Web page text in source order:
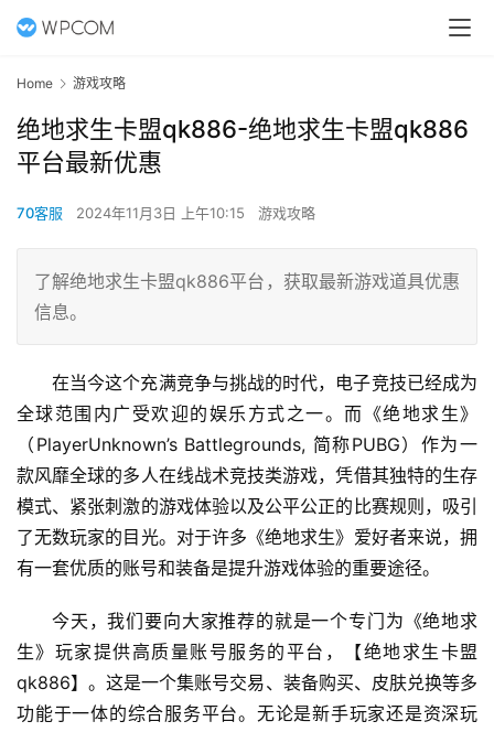
Home 游戏攻略
绝地求生卡盟qk886-绝地求生卡盟qk886
平台最新优惠
70客服 2024年11月3日 上午10:15 游戏攻略
了解绝地求生卡盟qk886平台，获取最新游戏道具优惠
信息。
在当今这个充满竞争与挑战的时代，电子竞技已经成为
全球范围内广受欢迎的娱乐方式之一。而《绝地求生》
（PlayerUnknown’s Battlegrounds, 简称PUBG）作为一
款风靡全球的多人在线战术竞技类游戏，凭借其独特的生存
模式、紧张刺激的游戏体验以及公平公正的比赛规则，吸引
了无数玩家的目光。对于许多《绝地求生》爱好者来说，拥
有一套优质的账号和装备是提升游戏体验的重要途径。
今天，我们要向大家推荐的就是一个专门为《绝地求
生》玩家提供高质量账号服务的平台，【绝地求生卡盟
qk886】。这是一个集账号交易、装备购买、皮肤兑换等多
功能于一体的综合服务平台。无论是新手玩家还是资深玩